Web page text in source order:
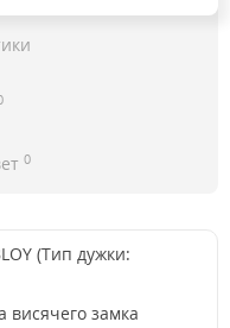
0
(Тип дужки:
висячего замка